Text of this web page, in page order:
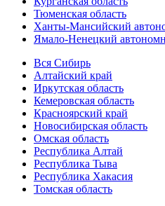
Тюменская область
Ханты-Мансийский
Ямало-Ненецкий
Вся Сибирь
Алтайский край
Иркутская область
Кемеровская область
Красноярский край
Новосибирская область
Омская область
Республика Алтай
Республика Тыва
Республика Хакасия
Томская область